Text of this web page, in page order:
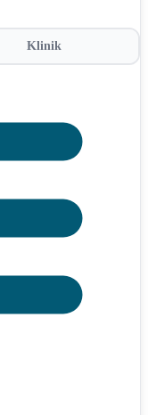
Klinik